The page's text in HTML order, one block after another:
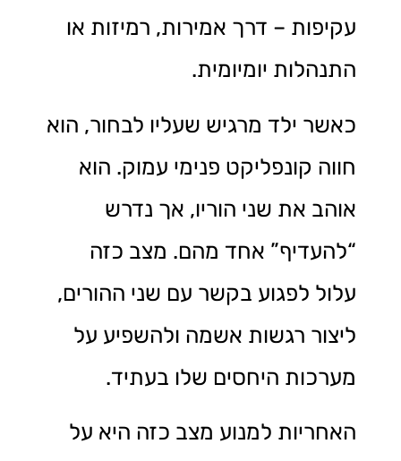
עקיפות – דרך אמירות, רמיזות או
התנהלות יומיומית.
כאשר ילד מרגיש שעליו לבחור, הוא
חווה קונפליקט פנימי עמוק. הוא
אוהב את שני הוריו, אך נדרש
“להעדיף” אחד מהם. מצב כזה
עלול לפגוע בקשר עם שני ההורים,
ליצור רגשות אשמה ולהשפיע על
מערכות היחסים שלו בעתיד.
האחריות למנוע מצב כזה היא על